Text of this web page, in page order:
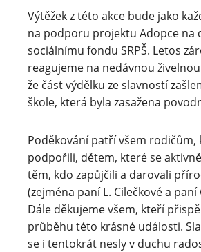
Výtěžek z této akce bude jako
na podporu projektu Adopce na
sociálnímu fondu SRPŠ. Letos
reagujeme na nedávnou
že část výdělku ze slavností
škole, která byla zasažena
Poděkování patří všem rodičům,
podpořili, dětem, které se
těm, kdo zapůjčili a darovali
(zejména paní L. Cilečkové a paní
Dále děkujeme všem, kteří
průběhu této krásné události.
se i tentokrát nesly v duchu